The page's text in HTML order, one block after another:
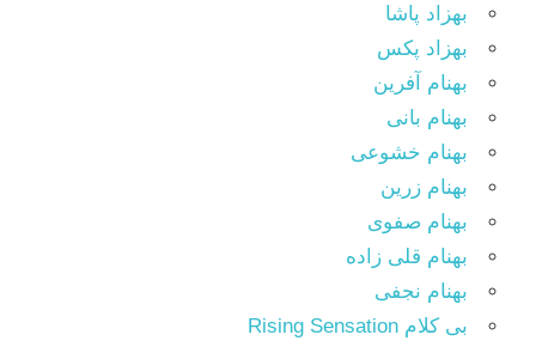
بهزاد پاشا
بهزاد پکس
بهنام آفرین
بهنام بانی
بهنام خشوعی
بهنام زرین
بهنام صفوی
بهنام قلی زاده
بهنام نجفی
بی کلام Rising Sensation